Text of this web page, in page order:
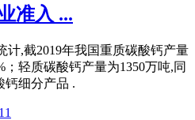
准入 ...
计,截2019年我国重质碳酸钙产量
；轻质碳酸钙产量为1350万吨,同
钙细分产品 .